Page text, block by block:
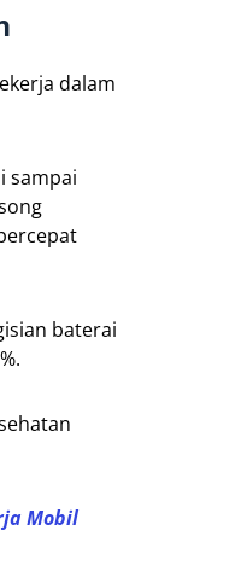
dalam
sampai
baterai
Mobil